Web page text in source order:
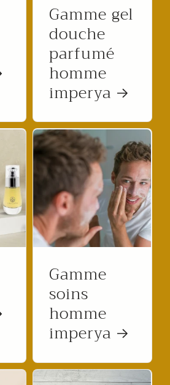
Gamme gel
douche
parfumé
homme
imperya
Gamme
soins
homme
imperya